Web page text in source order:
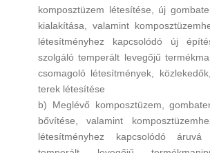
komposztüzem létesítése, új
kialakítása, valamint
létesítményhez kapcsolódó új
szolgáló temperált levegőjű
csomagoló létesítmények,
terek létesítése
b) Meglévő komposztüzem,
bővítése, valamint
létesítményhez kapcsolódó